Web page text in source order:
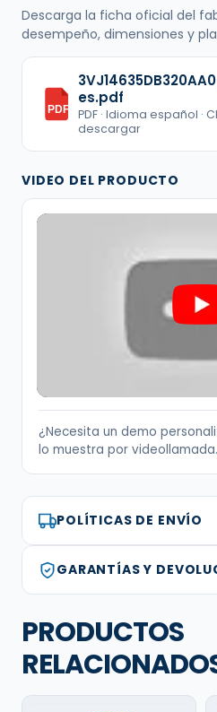
Descarga la ficha oficial del
desempeño, dimensiones y
PDF
es.pdf
PDF · Idioma español ·
descargar
VIDEO DEL PRODUCTO
¿Necesita un demo
lo muestra por videollamada.
POLÍTICAS DE ENVÍO
GARANTÍAS Y
PRODUCTOS